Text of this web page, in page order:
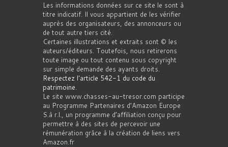
Les informations données sur ce site le sont à
titre indicatif. Il vous appartient de les vérifier
auprès des organisateurs, des annonceurs ou
de tout autre tiers cité.
Certaines illustrations et extraits sont © les
auteurs/éditeurs. Toutefois, nous retirerons
toute image ou tout contenu sous copyright
sur simple demande des ayants droits.
Respectez l'article 542-1 du code du
patrimoine.
Le site www.chasses-au-tresor.com participe
au Programme Partenaires d’Amazon Europe
S.à r.l., un programme d’affiliation conçu pour
permettre à des sites de percevoir une
rémunération grâce à la création de liens vers
Amazon.fr